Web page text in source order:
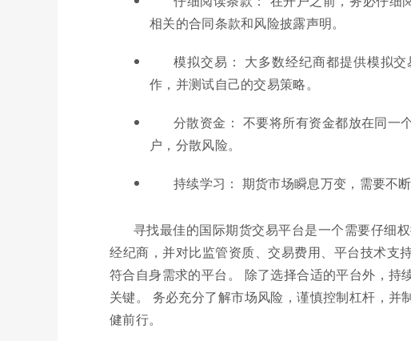
相关的合同条款和风险披露声明。
模拟交易： 大多数经纪商都提供模拟
作，并测试自己的交易策略。
分散资金： 不要将所有资金都放在同一
户，分散风险。
持续学习： 期货市场瞬息万变，需要不
寻找最佳的国际期货交易平台是一个需要仔细
经纪商，并对比监管资质、交易费用、平台技术支
符合自身需求的平台。 除了选择合适的平台外，
关键。 务必充分了解市场风险，谨慎控制杠杆，
健前行。